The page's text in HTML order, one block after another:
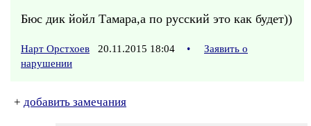
Бюс дик йойл Тамара,а по русский это как будет))
Нарт Орстхоев 20.11.2015 18:04 •
Заявить о
нарушении
+ добавить замечания